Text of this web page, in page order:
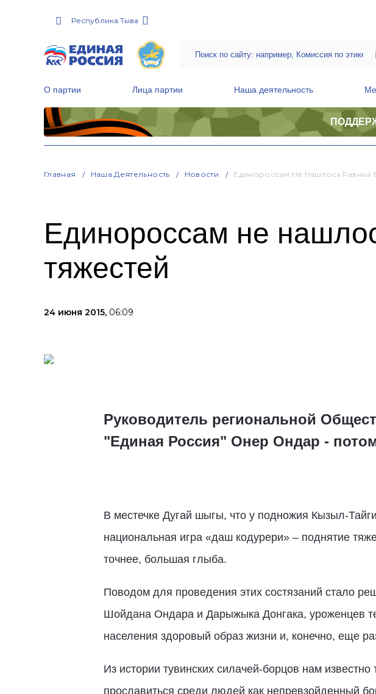
Республика Тыва
О партии Лица партии Наша деятельность
Главная Наша Деятельность Новости Единороссам Не Нашлось Равных
Единороссам не
тяжестей
24 июня 2015, 06:09
Руководитель региональной
"Единая Россия" Онер Ондар -
В местечке Дугай шыгы, что у подножия Кызыл-
национальная игра «даш кодурери» – поднятие
точнее, большая глыба.
Поводом для проведения этих состязаний стало
Шойдана Ондара и Дарыжыка Донгака, уроженцев
населения здоровый образ жизни и, конечно, еще
Из истории тувинских силачей-борцов нам
прославиться среди людей как непревзойденный